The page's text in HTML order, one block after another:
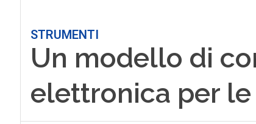
STRUMENTI
Un modello di
elettronica per